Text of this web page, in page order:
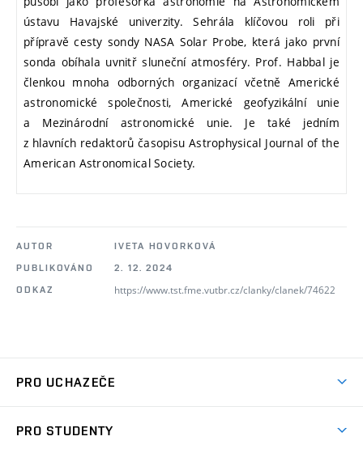
ústavu Havajské univerzity. Sehrála klíčovou roli při
přípravě cesty sondy NASA Solar Probe, která jako první
sonda obíhala uvnitř sluneční atmosféry. Prof. Habbal je
členkou mnoha odborných organizací včetně Americké
astronomické společnosti, Americké geofyzikální unie
a Mezinárodní astronomické unie. Je také jedním
z hlavních redaktorů časopisu Astrophysical Journal of the
American Astronomical Society.
AUTOR
IVETA HOVORKOVÁ
PUBLIKOVÁNO
2. 12. 2024
ODKAZ
https://www.tst.fme.vutbr.cz/clanky/clanek/74622
PRO UCHAZEČE
PRO STUDENTY